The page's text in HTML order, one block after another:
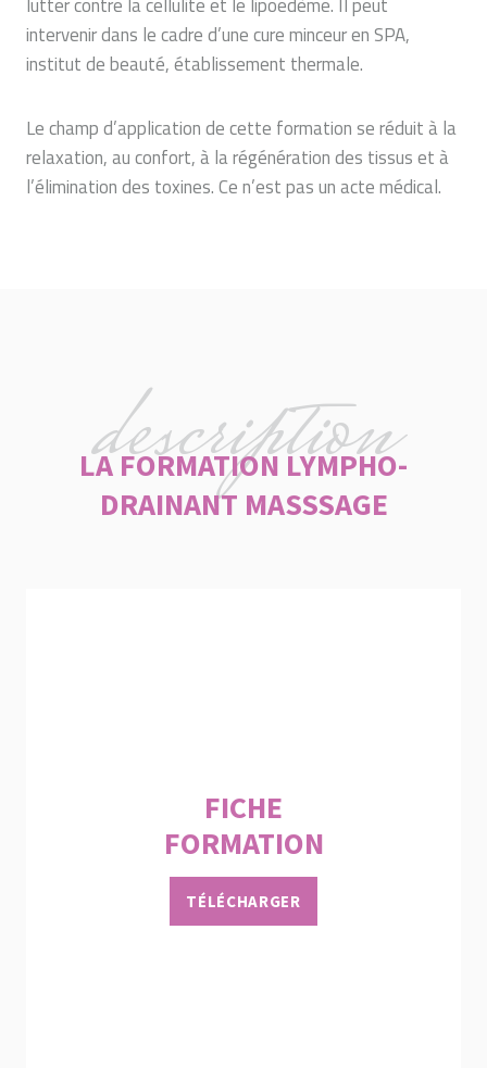
intervenir dans le cadre d’une cure minceur en SPA,
institut de beauté, établissement thermale.
Le champ d’application de cette formation se réduit à la
relaxation, au confort, à la régénération des tissus et à
l’élimination des toxines. Ce n’est pas un acte médical.
description
LA FORMATION LYMPHO-
DRAINANT MASSSAGE
FICHE
FORMATION
TÉLÉCHARGER